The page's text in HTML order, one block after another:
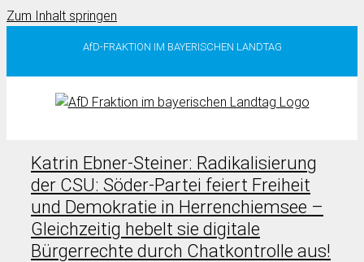
Zum Inhalt springen
AfD-FRAKTION IM BAYERISCHEN LANDTAG
Katrin Ebner-Steiner: Radikalisierung
der CSU: Söder-Partei feiert Freiheit
und Demokratie in Herrenchiemsee –
Gleichzeitig hebelt sie digitale
Bürgerrechte durch Chatkontrolle aus!